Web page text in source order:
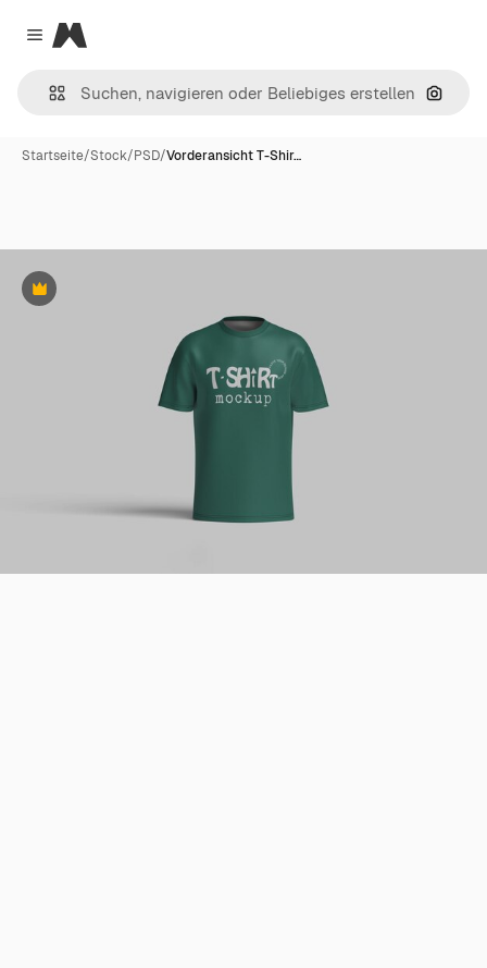
Close menu
Magnific
Nach
Startseite/Stock/PSD/Vorderansicht T-Shir…
Premium